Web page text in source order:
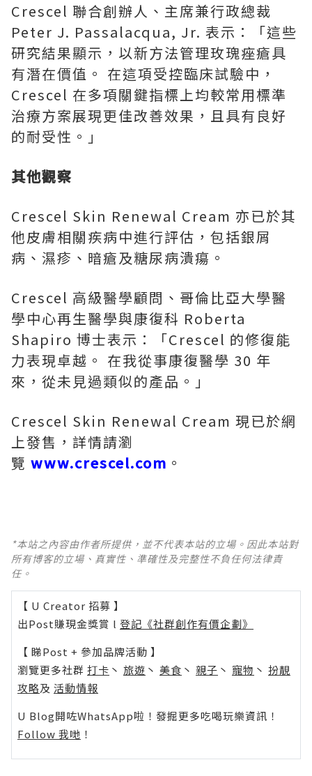
Crescel 聯合創辦人、主席兼行政總裁
Peter J. Passalacqua, Jr. 表示：「這些
研究結果顯示，以新方法管理玫瑰痤瘡具
有潛在價值。 在這項受控臨床試驗中，
Crescel 在多項關鍵指標上均較常用標準
治療方案展現更佳改善效果，且具有良好
的耐受性。」
其他觀察
Crescel Skin Renewal Cream 亦已於其
他皮膚相關疾病中進行評估，包括銀屑
病、濕疹、暗瘡及糖尿病潰瘍。
Crescel 高級醫學顧問、哥倫比亞大學醫
學中心再生醫學與康復科 Roberta
Shapiro 博士表示：「Crescel 的修復能
力表現卓越。 在我從事康復醫學 30 年
來，從未見過類似的產品。」
Crescel Skin Renewal Cream 現已於網
上發售，詳情請瀏
覽 www.crescel.com 。
*本站之內容由作者所提供，並不代表本站的立場。因此本站對
所有博客的立場、真實性、準確性及完整性不負任何法律責
任。
【 U Creator 招募 】
出Post賺現金獎賞 l 登記《社群創作有價企劃》
【 睇Post + 參加品牌活動 】
瀏覽更多社群 打卡 丶 旅遊 丶 美食 丶 親子 丶 寵物 丶 扮靚
攻略及 活動情報
U Blog開咗WhatsApp啦！發掘更多吃喝玩樂資訊！
Follow 我哋 ！